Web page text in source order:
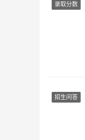
录取分数
招生问答